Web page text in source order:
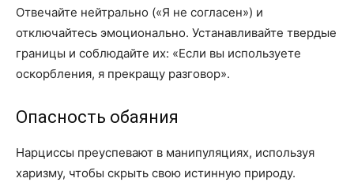
Отвечайте нейтрально («Я не согласен») и
отключайтесь эмоционально. Устанавливайте твердые
границы и соблюдайте их: «Если вы используете
оскорбления, я прекращу разговор».
Опасность обаяния
Нарциссы преуспевают в манипуляциях, используя
харизму, чтобы скрыть свою истинную природу.